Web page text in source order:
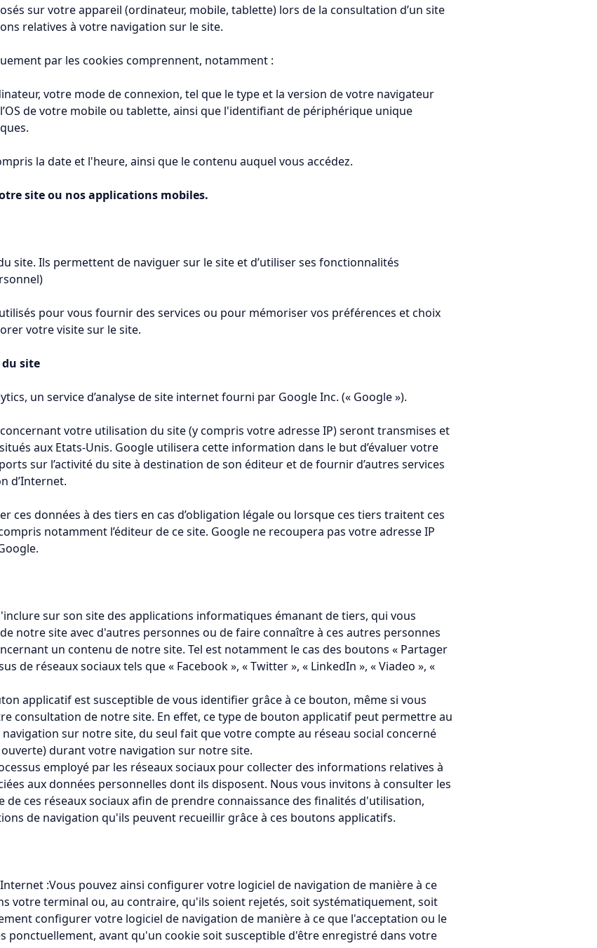
sur votre appareil (ordinateur, mobile, tablette) lors de la consultation d’un site
relatives à votre navigation sur le site.
par les cookies comprennent, notamment :
votre mode de connexion, tel que le type et la version de votre navigateur
de votre mobile ou tablette, ainsi que l'identifiant de périphérique unique
la date et l'heure, ainsi que le contenu auquel vous accédez.
site ou nos applications mobiles.
site. Ils permettent de naviguer sur le site et d’utiliser ses fonctionnalités
pour vous fournir des services ou pour mémoriser vos préférences et choix
votre visite sur le site.
du site
un service d’analyse de site internet fourni par Google Inc. (« Google »).
votre utilisation du site (y compris votre adresse IP) seront transmises et
aux Etats-Unis. Google utilisera cette information dans le but d’évaluer votre
sur l’activité du site à destination de son éditeur et de fournir d’autres services
d’Internet.
ces données à des tiers en cas d’obligation légale ou lorsque ces tiers traitent ces
notamment l’éditeur de ce site. Google ne recoupera pas votre adresse IP
sur son site des applications informatiques émanant de tiers, qui vous
notre site avec d'autres personnes ou de faire connaître à ces autres personnes
un contenu de notre site. Tel est notamment le cas des boutons « Partager
de réseaux sociaux tels que « Facebook », « Twitter », « LinkedIn », « Viadeo », «
applicatif est susceptible de vous identifier grâce à ce bouton, même si vous
consultation de notre site. En effet, ce type de bouton applicatif peut permettre au
sur notre site, du seul fait que votre compte au réseau social concerné
durant votre navigation sur notre site.
employé par les réseaux sociaux pour collecter des informations relatives à
aux données personnelles dont ils disposent. Nous vous invitons à consulter les
ces réseaux sociaux afin de prendre connaissance des finalités d'utilisation,
de navigation qu'ils peuvent recueillir grâce à ces boutons applicatifs.
:Vous pouvez ainsi configurer votre logiciel de navigation de manière à ce
votre terminal ou, au contraire, qu'ils soient rejetés, soit systématiquement, soit
configurer votre logiciel de navigation de manière à ce que l'acceptation ou le
ponctuellement, avant qu'un cookie soit susceptible d'être enregistré dans votre